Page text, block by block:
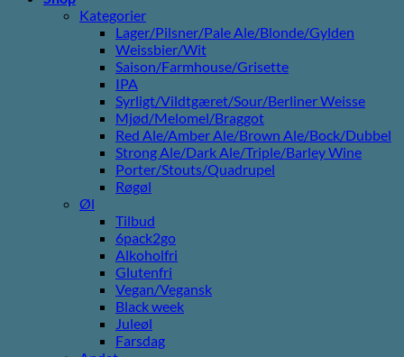
Kategorier
Lager/Pilsner/Pale Ale/Blonde/Gylden
Weissbier/Wit
Saison/Farmhouse/Grisette
IPA
Syrligt/Vildtgæret/Sour/Berliner Weisse
Mjød/Melomel/Braggot
Red Ale/Amber Ale/Brown Ale/Bock/Dubbel
Strong Ale/Dark Ale/Triple/Barley Wine
Porter/Stouts/Quadrupel
Røgøl
Øl
Tilbud
6pack2go
Alkoholfri
Glutenfri
Vegan/Vegansk
Black week
Juleøl
Farsdag